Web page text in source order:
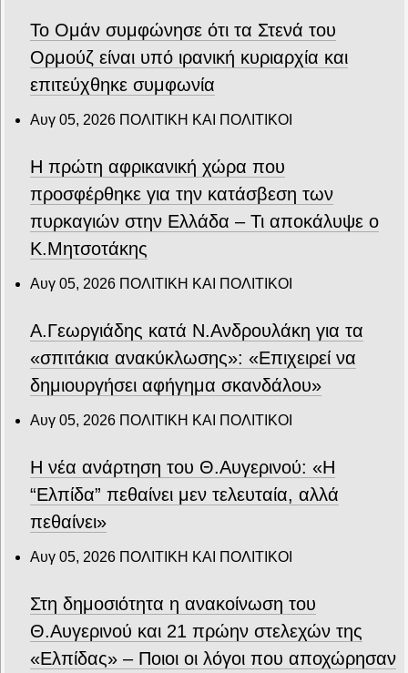
Το Ομάν συμφώνησε ότι τα Στενά του
Ορμούζ είναι υπό ιρανική κυριαρχία και
επιτεύχθηκε συμφωνία
Αυγ 05, 2026 ΠΟΛΙΤΙΚΗ ΚΑΙ ΠΟΛΙΤΙΚΟΙ
Η πρώτη αφρικανική χώρα που
προσφέρθηκε για την κατάσβεση των
πυρκαγιών στην Ελλάδα – Τι αποκάλυψε ο
Κ.Μητσοτάκης
Αυγ 05, 2026 ΠΟΛΙΤΙΚΗ ΚΑΙ ΠΟΛΙΤΙΚΟΙ
Α.Γεωργιάδης κατά Ν.Ανδρουλάκη για τα
«σπιτάκια ανακύκλωσης»: «Επιχειρεί να
δημιουργήσει αφήγημα σκανδάλου»
Αυγ 05, 2026 ΠΟΛΙΤΙΚΗ ΚΑΙ ΠΟΛΙΤΙΚΟΙ
Η νέα ανάρτηση του Θ.Αυγερινού: «Η
“Ελπίδα” πεθαίνει μεν τελευταία, αλλά
πεθαίνει»
Αυγ 05, 2026 ΠΟΛΙΤΙΚΗ ΚΑΙ ΠΟΛΙΤΙΚΟΙ
Στη δημοσιότητα η ανακοίνωση του
Θ.Αυγερινού και 21 πρώην στελεχών της
«Ελπίδας» – Ποιοι οι λόγοι που αποχώρησαν